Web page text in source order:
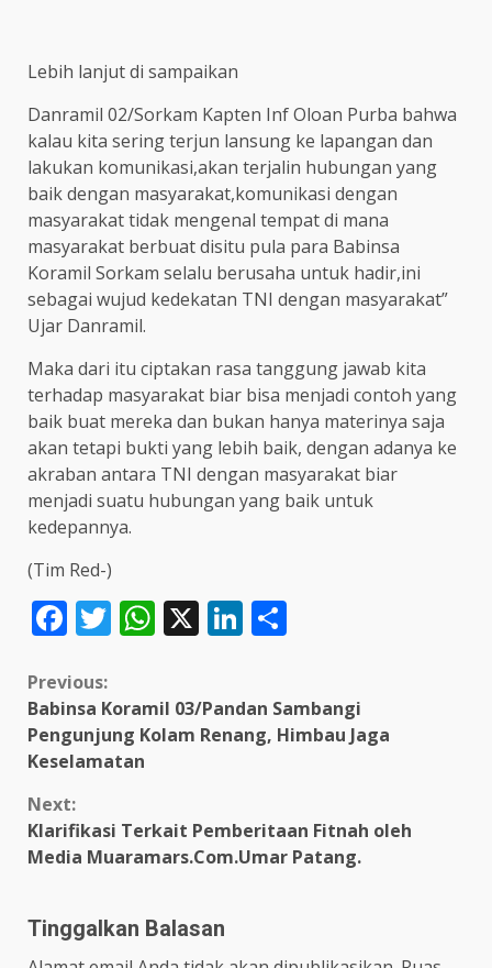
Lebih lanjut di sampaikan
Danramil 02/Sorkam Kapten Inf Oloan Purba bahwa
kalau kita sering terjun lansung ke lapangan dan
lakukan komunikasi,akan terjalin hubungan yang
baik dengan masyarakat,komunikasi dengan
masyarakat tidak mengenal tempat di mana
masyarakat berbuat disitu pula para Babinsa
Koramil Sorkam selalu berusaha untuk hadir,ini
sebagai wujud kedekatan TNI dengan masyarakat”
Ujar Danramil.
Maka dari itu ciptakan rasa tanggung jawab kita
terhadap masyarakat biar bisa menjadi contoh yang
baik buat mereka dan bukan hanya materinya saja
akan tetapi bukti yang lebih baik, dengan adanya ke
akraban antara TNI dengan masyarakat biar
menjadi suatu hubungan yang baik untuk
kedepannya.
(Tim Red-)
Facebook
Twitter
WhatsApp
X LinkedIn
Continue
Reading
Previous:
Babinsa Koramil 03/Pandan Sambangi
Pengunjung Kolam Renang, Himbau Jaga
Keselamatan
Next:
Klarifikasi Terkait Pemberitaan Fitnah oleh
Media Muaramars.Com.Umar Patang.
Tinggalkan Balasan